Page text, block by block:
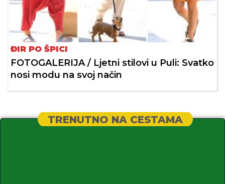
ĐIR PO ŠPICI
FOTOGALERIJA / Ljetni stilovi u Puli: Svatko
nosi modu na svoj način
TRENUTNO NA CESTAMA